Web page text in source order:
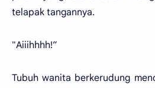
telapak tangannya.
"Aiiihhhh!”
Tubuh wanita berkerudung